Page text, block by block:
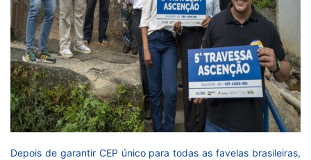
Depois de garantir CEP único para todas as favelas brasileiras,